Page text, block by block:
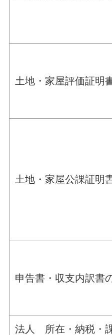
土地・家屋評価証明
土地・家屋公課証明
申告書・収支内訳書
法人 所在・納税・